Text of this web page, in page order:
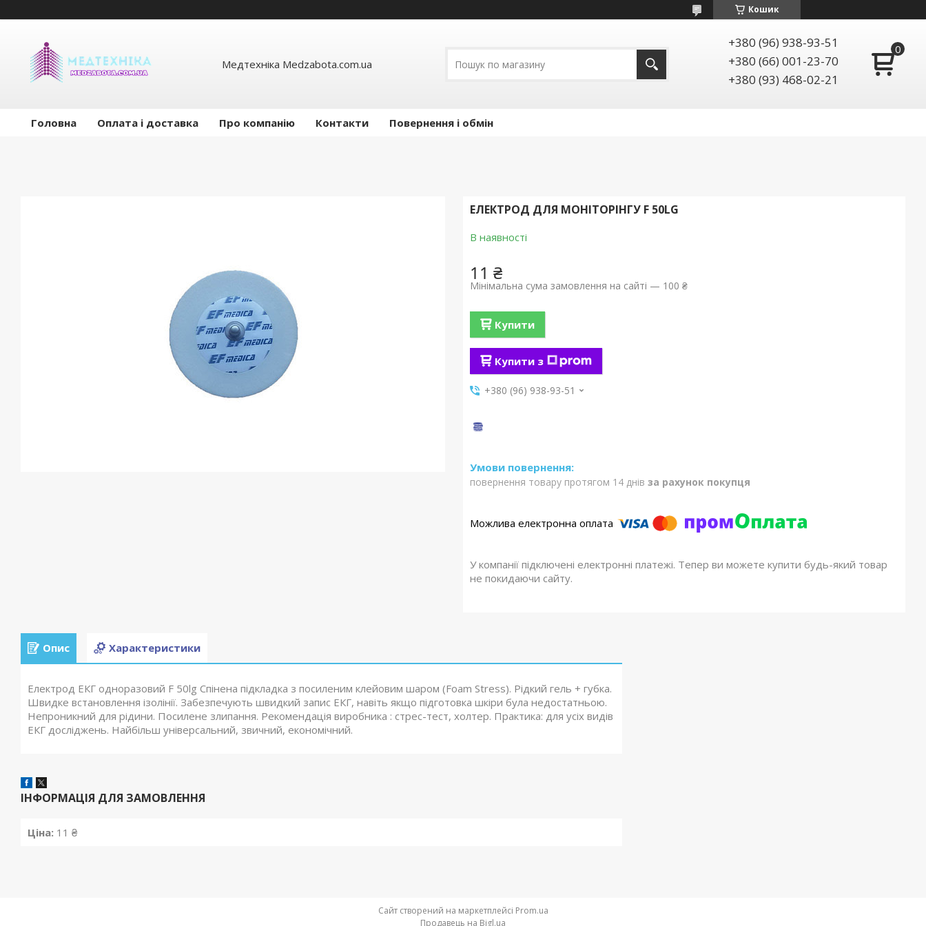
Кошик
Медтехніка Medzabota.com.ua
+380 (96) 938-93-51
+380 (66) 001-23-70
+380 (93) 468-02-21
Головна Оплата і доставка Про компанію Контакти Повернення і обмін
ЕЛЕКТРОД ДЛЯ МОНІТОРІНГУ F 50LG
В наявності
11 ₴
Мінімальна сума замовлення на сайті — 100 ₴
Купити
Купити з
+380 (96) 938-93-51
повернення товару протягом 14 днів за рахунок покупця
У компанії підключені електронні платежі. Тепер ви можете купити будь-який товар
не покидаючи сайту.
Опис Характеристики
Електрод ЕКГ одноразовий F 50lg Спінена підкладка з посиленим клейовим шаром (Foam Stress). Рідкий гель + губка.
Швидке встановлення ізолінії. Забезпечують швидкий запис ЕКГ, навіть якщо підготовка шкіри була недостатньою.
Непроникний для рідини. Посилене злипання. Рекомендація виробника : стрес-тест, холтер. Практика: для усіх видів
ЕКГ досліджень. Найбільш універсальний, звичний, економічний.
ІНФОРМАЦІЯ ДЛЯ ЗАМОВЛЕННЯ
Ціна: 11 ₴
Сайт створений на маркетплейсі Prom.ua
Продавець на Bigl.ua